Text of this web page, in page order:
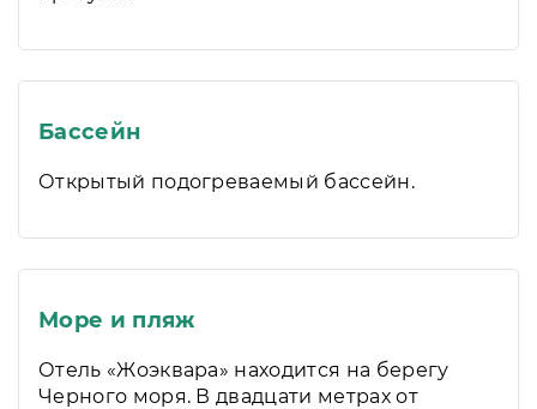
Бассейн
Открытый подогреваемый бассейн.
Море и пляж
Отель «Жоэквара» находится на берегу
Черного моря. В двадцати метрах от